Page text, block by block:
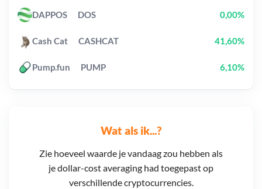
Wat als ik...?
Zie hoeveel waarde je vandaag zou hebben als
je dollar-cost averaging had toegepast op
verschillende cryptocurrencies.
DAPPOS DOS 0,00%
Cash Cat CASHCAT 41,60%
Pump.fun PUMP 6,10%